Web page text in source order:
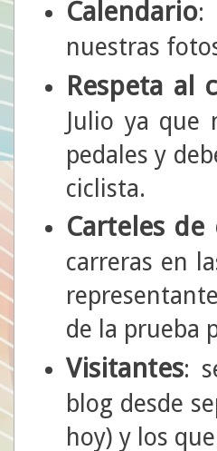
Calendario:
nuestras
Respeta al
Julio ya que
pedales y
ciclista.
Carteles de
carreras en
de la prueba
Visitantes:
blog desde
hoy) y los